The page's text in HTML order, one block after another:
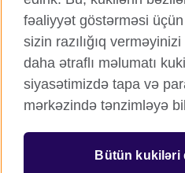
British Council qlobal
Məxfilik və şərtlər
Sitemap
© 2026 British Council
Birləşmiş Krallığın mədəni
fəaliyyət göstərməsi
sizin razılığıq
daha ətraflı məlumatı
siyasətimizdə tapa və
mərkəzində tənzimləyə
Bütün kukiləri